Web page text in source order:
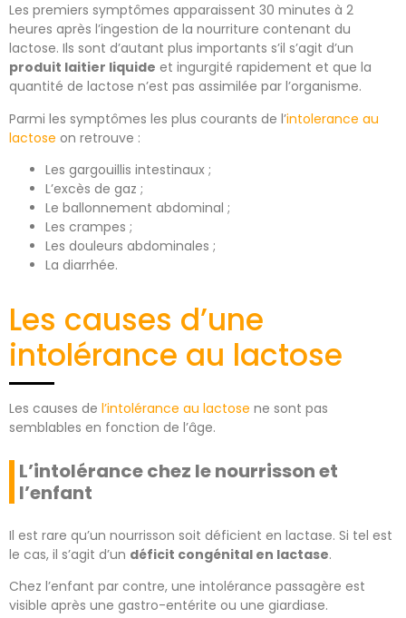
Les premiers symptômes apparaissent 30 minutes à 2
heures après l’ingestion de la nourriture contenant du
lactose. Ils sont d’autant plus importants s’il s’agit d’un
produit laitier liquide et ingurgité rapidement et que la
quantité de lactose n’est pas assimilée par l’organisme.
Parmi les symptômes les plus courants de l’intolerance au
lactose on retrouve :
Les gargouillis intestinaux ;
L’excès de gaz ;
Le ballonnement abdominal ;
Les crampes ;
Les douleurs abdominales ;
La diarrhée.
Les causes d’une
intolérance au lactose
Les causes de l’intolérance au lactose ne sont pas
semblables en fonction de l’âge.
L’intolérance chez le nourrisson et
l’enfant
Il est rare qu’un nourrisson soit déficient en lactase. Si tel est
le cas, il s’agit d’un déficit congénital en lactase.
Chez l’enfant par contre, une intolérance passagère est
visible après une gastro-entérite ou une giardiase.